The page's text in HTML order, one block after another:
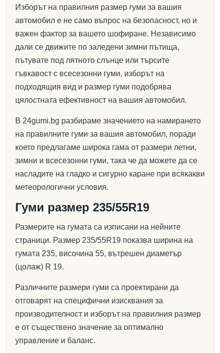
Изборът на правилния размер гуми за вашия
автомобил е не само въпрос на безопасност, но и
важен фактор за вашето шофиране. Независимо
дали се движите по заледени зимни пътища,
пътувате под лятното слънце или търсите
гъвкавост с всесезонни гуми, изборът на
подходящия вид и размер гуми подобрява
цялостната ефективност на вашия автомобил.
В 24gumi.bg разбираме значението на намирането
на правилните гуми за вашия автомобил, поради
което предлагаме широка гама от размери летни,
зимни и всесезонни гуми, така че да можете да се
насладите на гладко и сигурно каране при всякакви
метеорологични условия.
Гуми размер 235/55R19
Размерите на гумата са изписани на нейните
страници. Размер 235/55R19 показва ширина на
гумата 235, височина 55, вътрешен диаметър
(цолаж) R 19.
Различните размери гуми са проектирани да
отговарят на специфични изисквания за
производителност и изборът на правилния размер
е от съществено значение за оптимално
управление и баланс.